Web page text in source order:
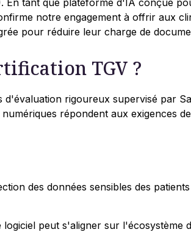
notre engagement à offrir aux
pour réduire leur charge de
TGV ?
rigoureux supervisé par
répondent aux exigences
des données sensibles des
peut s'aligner sur l'écosystème